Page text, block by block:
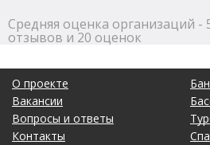
Средняя оценка организаций -
отзывов и 20 оценок
О проекте
Вакансии
Вопросы и ответы
Контакты